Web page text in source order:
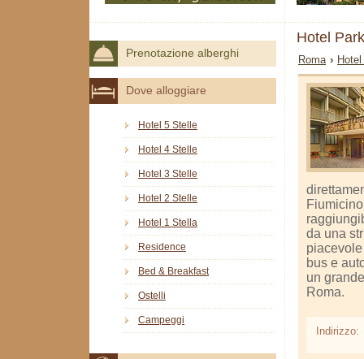
Hotel
Roma ›
da una
bus e
un
Roma.
Indirizzo:
Prenotazione alberghi
Dove alloggiare
Hotel 5 Stelle
Hotel 4 Stelle
Hotel 3 Stelle
Hotel 2 Stelle
Hotel 1 Stella
Residence
Bed & Breakfast
Ostelli
Campeggi